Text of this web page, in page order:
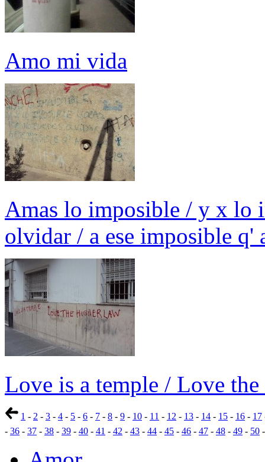
Amo mi vida
Amas lo imposible / y x lo
olvidar / a ese imposible q'
Love is a temple / Love
1 - 2 - 3 - 4 - 5 - 6 - 7 - 8 - 9 - 10 - 11 - 12 - 13 - 14 - 15 - 16 - 17
- 36 - 37 - 38 - 39 - 40 - 41 - 42 - 43 - 44 - 45 - 46 - 47 - 48 - 49 - 50